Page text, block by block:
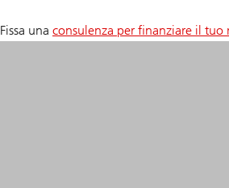
Fissa una consulenza per finanziare il